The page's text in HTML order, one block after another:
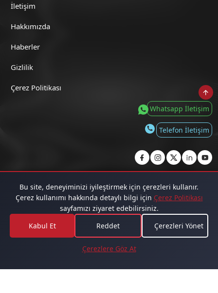
Bu site, deneyiminizi iyileştirmek için çerezleri kullanır.
Çerez kullanımı hakkında detaylı bilgi için Çerez Politikası
sayfamızı ziyaret edebilirsiniz.
Kabul Et
Reddet Çerezleri Yönet
Çerezlere Göz At
Mustafa Fidan
İletişim
Hakkımızda
Haberler
Gizlilik
Çerez Politikası
Whatsapp İletişim
Telefon İletişim
Kafa Radyo tüm hakları saklıdır.